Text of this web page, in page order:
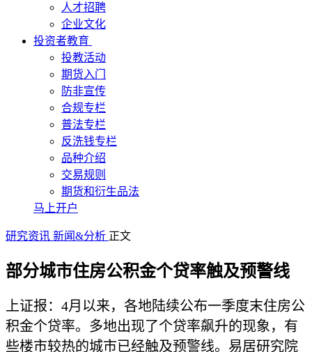
人才招聘
企业文化
投资者教育
投教活动
期货入门
防非宣传
合规专栏
普法专栏
反洗钱专栏
品种介绍
交易规则
期货和衍生品法
马上开户
研究资讯 新闻&分析 正文
部分城市住房公积金个贷率触及预警线
上证报：4月以来，各地陆续公布一季度末住房公
积金个贷率。多地出现了个贷率飙升的现象，有
些楼市较热的城市已经触及预警线。易居研究院